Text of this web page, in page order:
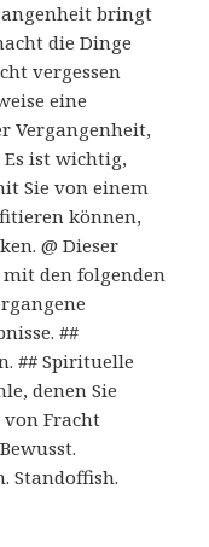
bringt
die Dinge
vergessen
eine
Vergangenheit,
ist wichtig,
Sie von einem
können,
@ Dieser
den folgenden
##
## Spirituelle
denen Sie
Fracht
Standoffish.